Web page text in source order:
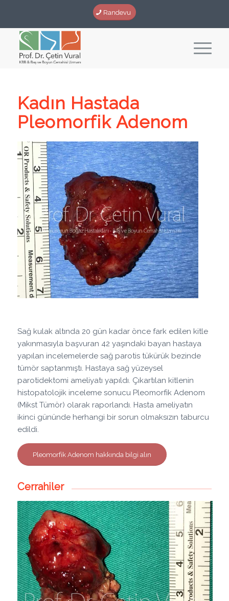
Randevu
Kadın Hastada
Pleomorfik Adenom
Sağ kulak altında 20 gün kadar önce fark edilen kitle
yakınmasıyla başvuran 42 yaşındaki bayan hastaya
yapılan incelemelerde sağ parotis tükürük bezinde
tümör saptanmıştı. Hastaya sağ yüzeysel
parotidektomi ameliyatı yapıldı. Çıkartılan kitlenin
histopatolojik inceleme sonucu Pleomorfik Adenom
(Mikst Tümör) olarak raporlandı. Hasta ameliyatın
ikinci gününde herhangi bir sorun olmaksızın taburcu
edildi.
Pleomorfik Adenom hakkında bilgi alın
Cerrahiler